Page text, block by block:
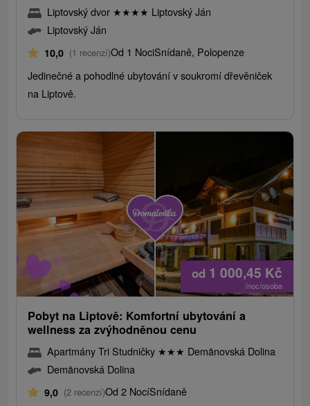
Liptovský dvor ★★★★ Liptovský Ján
Liptovský Ján
10,0 (1 recenzí)Od 1 NociSnídaně, Polopenze
Jedinečné a pohodlné ubytování v soukromí dřevěniček
na Liptově.
od 1 000,45 Kč
/noc/osoba
Pobyt na Liptově: Komfortní ubytování a
wellness za zvýhodněnou cenu
Apartmány Tri Studničky ★★★ Demänovská Dolina
Demänovská Dolina
9,0 (2 recenzí)Od 2 NocíSnídaně